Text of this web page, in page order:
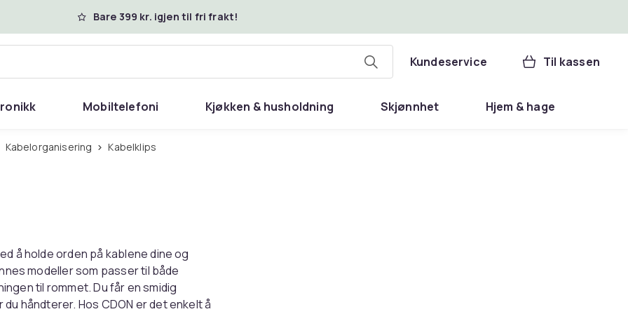
Bare 399 kr. igjen til fri frakt!
Kundeservice Til kassen
Mobiltelefoni Kjøkken & husholdning Skjønnhet Hjem & hage
Kabelorganisering Kabelklips
å holde orden på kablene dine og
modeller som passer til både
til rommet. Du får en smidig
håndterer. Hos CDON er det enkelt å